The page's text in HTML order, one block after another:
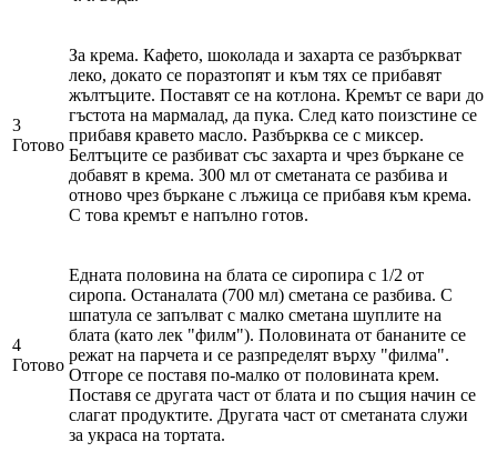
3
Готово
За крема. Кафето, шоколада и захарта се разбъркват
леко, докато се поразтопят и към тях се прибавят
жълтъците. Поставят се на котлона. Кремът се вари до
гъстота на мармалад, да пука. След като поизстине се
прибавя кравето масло. Разбърква се с миксер.
Белтъците се разбиват със захарта и чрез бъркане се
добавят в крема. 300 мл от сметаната се разбива и
отново чрез бъркане с лъжица се прибавя към крема.
С това кремът е напълно готов.
4
Готово
Едната половина на блата се сиропира с 1/2 от
сиропа. Останалата (700 мл) сметана се разбива. С
шпатула се запълват с малко сметана шуплите на
блата (като лек "филм"). Половината от бананите се
режат на парчета и се разпределят върху "филма".
Отгоре се поставя по-малко от половината крем.
Поставя се другата част от блата и по същия начин се
слагат продуктите. Другата част от сметаната служи
за украса на тортата.